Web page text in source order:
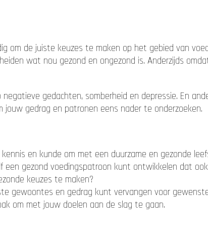
om de juiste keuzes te maken op het gebied van
wat nou gezond en ongezond is. Anderzijds
gedachten, somberheid en depressie. En
jouw gedrag en patronen eens nader te onderzoeken.
en kunde om met een duurzame en gezonde
een gezond voedingspatroon kunt ontwikkelen dat
keuzes te maken?
gewoontes en gedrag kunt vervangen voor
om met jouw doelen aan de slag te gaan.